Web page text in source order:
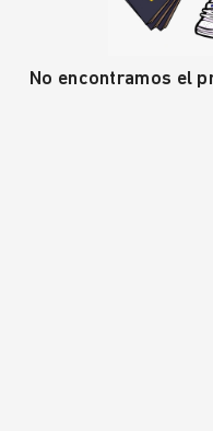
No encontramos el